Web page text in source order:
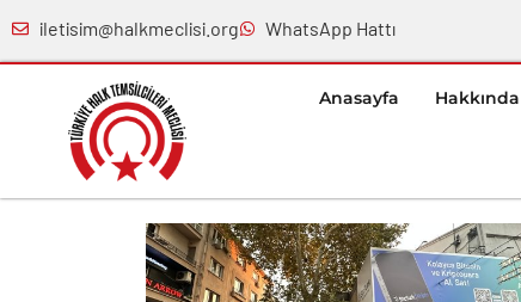
iletisim@halkmeclisi.org WhatsApp Hattı
Anasayfa Hakkında